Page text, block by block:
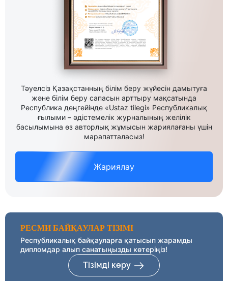
Тәуелсіз Қазақстанның білім беру жүйесін дамытуға
және білім беру сапасын арттыру мақсатында
Республика деңгейінде «Ustaz tilegi» Республикалық
ғылыми – әдістемелік журналының желілік
басылымына өз авторлық жұмысын жариялағаны үшін
марапатталасыз!
Жариялау
РЕСМИ БАЙҚАУЛАР ТІЗІМІ
Республикалық байқауларға қатысып жарамды
дипломдар алып санатыңызды көтеріңіз!
Тізімді көру